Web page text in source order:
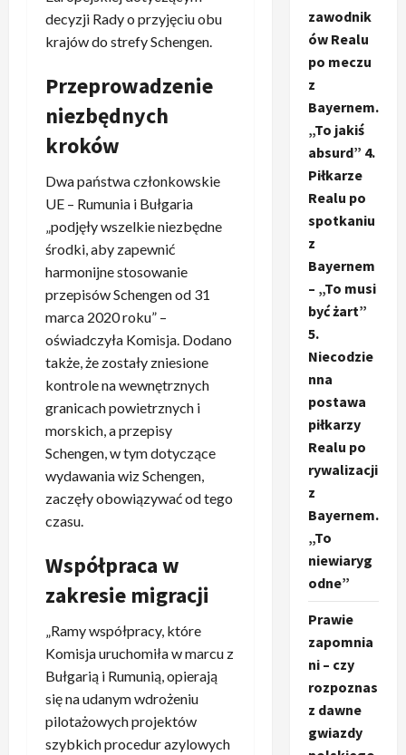
decyzji Rady o przyjęciu obu
krajów do strefy Schengen.
Przeprowadzenie
niezbędnych
kroków
Dwa państwa członkowskie
UE – Rumunia i Bułgaria
„podjęły wszelkie niezbędne
środki, aby zapewnić
harmonijne stosowanie
przepisów Schengen od 31
marca 2020 roku” –
oświadczyła Komisja. Dodano
także, że zostały zniesione
kontrole na wewnętrznych
granicach powietrznych i
morskich, a przepisy
Schengen, w tym dotyczące
wydawania wiz Schengen,
zaczęły obowiązywać od tego
czasu.
Współpraca w
zakresie migracji
„Ramy współpracy, które
Komisja uruchomiła w marcu z
Bułgarią i Rumunią, opierają
się na udanym wdrożeniu
pilotażowych projektów
szybkich procedur azylowych
zawodnik
ów Realu
po meczu
z
Bayernem.
„To jakiś
absurd” 4.
Piłkarze
Realu po
spotkaniu
z
Bayernem
– „To musi
być żart”
5.
Niecodzie
nna
postawa
piłkarzy
Realu po
rywalizacji
z
Bayernem.
„To
niewiaryg
odne”
Prawie
zapomnia
ni – czy
rozpoznas
z dawne
gwiazdy